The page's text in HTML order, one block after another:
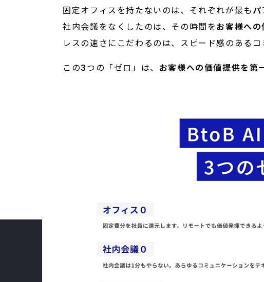
固定オフィスを持たないのは、それぞれが最も
社内会議をなくしたのは、その時間をお客様への
レスの速さにこだわるのは、スピード感のある
この3つの「ゼロ」は、 お客様への価値提供を第